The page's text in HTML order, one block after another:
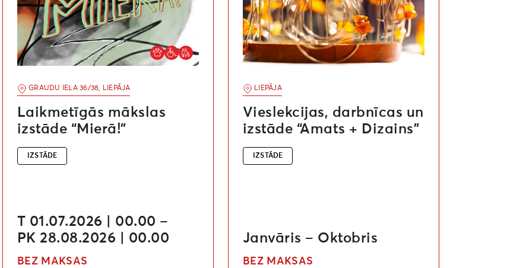
GRAUDU IELA 36/38, LIEPĀJA
Laikmetīgās mākslas
izstāde “Mierā!”
IZSTĀDE
T 01.07.2026 | 00.00 –
PK 28.08.2026 | 00.00
BEZ MAKSAS
LIEPĀJA
Vieslekcijas, darbnīcas un
izstāde “Amats + Dizains”
IZSTĀDE
Janvāris – Oktobris
BEZ MAKSAS